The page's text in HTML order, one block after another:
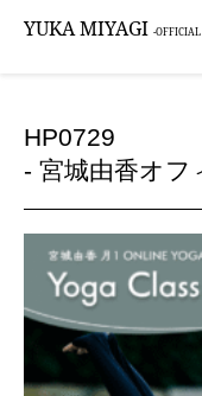
YUKA MIYAGI -OFFICIAL
HP0729
- 宮城由香オ